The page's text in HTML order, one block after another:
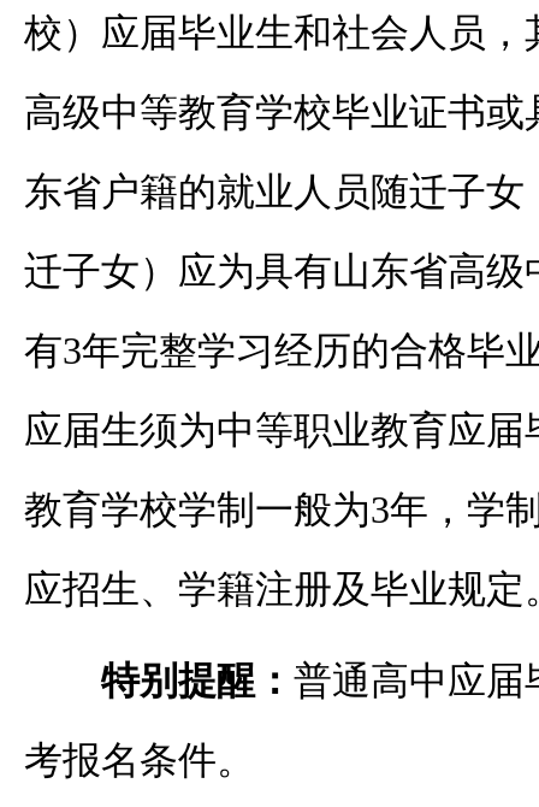
校）应届毕业生和社会人员
高级中等教育学校毕业证书
东省户籍的就业人员随迁子
迁子女）应为具有山东省高
有3年完整学习经历的合格毕
应届生须为中等职业教育应
教育学校学制一般为3年，学
应招生、学籍注册及毕业规定
特别提醒： 普通高中应届
考报名条件。